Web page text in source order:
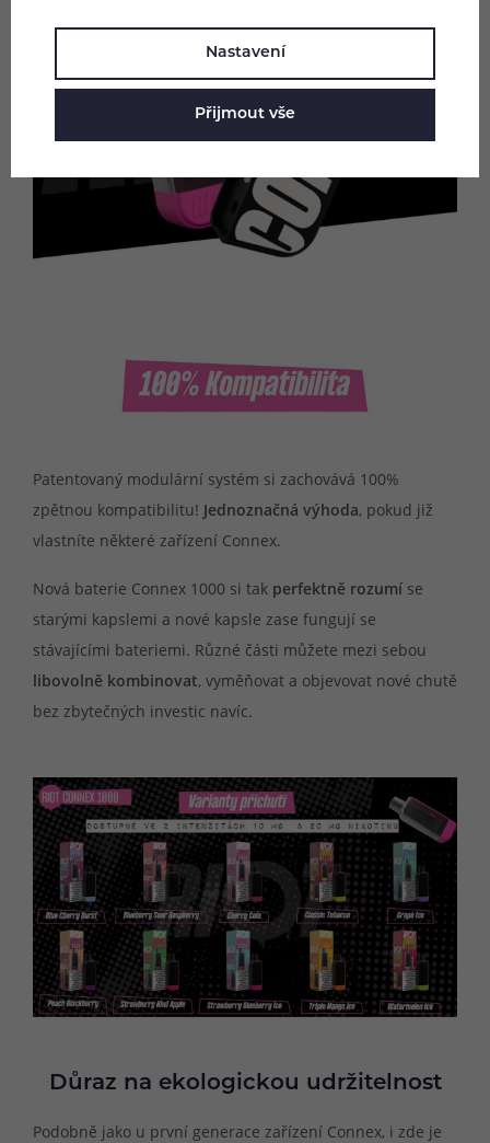
Patentovaný modulární systém si zachovává 100%
zpětnou kompatibilitu! Jednoznačná výhoda, pokud již
vlastníte některé zařízení Connex.
Nová baterie Connex 1000 si tak perfektně rozumí se
starými kapslemi a nové kapsle zase fungují se
stávajícími bateriemi. Různé části můžete mezi sebou
libovolně kombinovat, vyměňovat a objevovat nové chutě
bez zbytečných investic navíc.
Důraz na ekologickou udržitelnost
Podobně jako u první generace zařízení Connex, i zde je
Nastavení
Přijmout vše